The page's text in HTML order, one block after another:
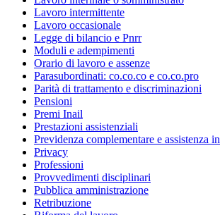
Lavoro intermittente
Lavoro occasionale
Legge di bilancio e Pnrr
Moduli e adempimenti
Orario di lavoro e assenze
Parasubordinati: co.co.co e co.co.pro
Parità di trattamento e discriminazioni
Pensioni
Premi Inail
Prestazioni assistenziali
Previdenza complementare e assistenza
Privacy
Professioni
Provvedimenti disciplinari
Pubblica amministrazione
Retribuzione